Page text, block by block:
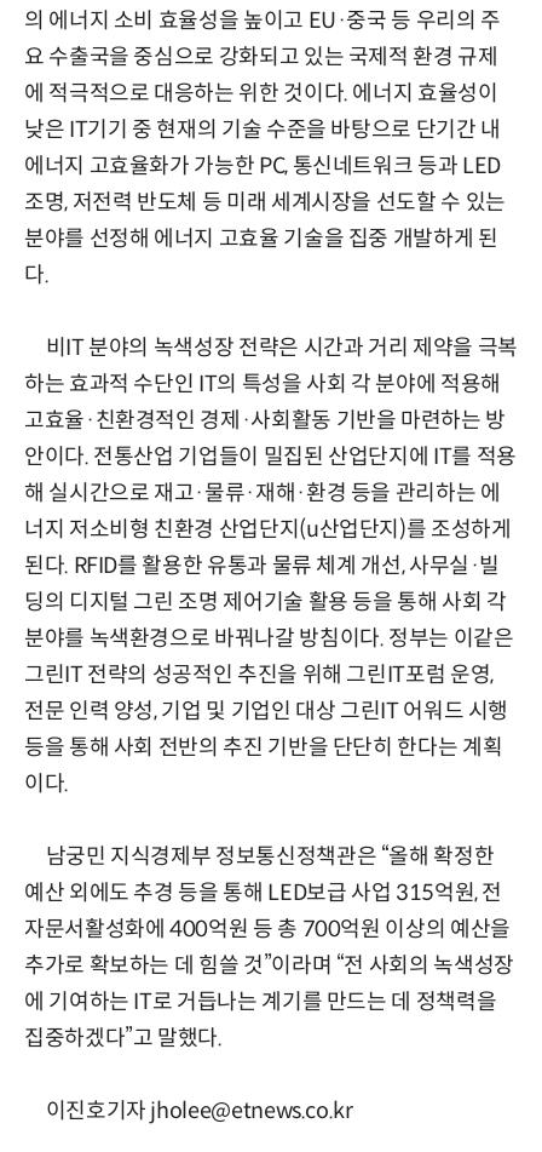
의 에너지 소비 효율성을 높이고 EU·중국 등 우리의 주
요 수출국을 중심으로 강화되고 있는 국제적 환경 규제
에 적극적으로 대응하는 위한 것이다. 에너지 효율성이
낮은 IT기기 중 현재의 기술 수준을 바탕으로 단기간 내
에너지 고효율화가 가능한 PC, 통신네트워크 등과 LED
조명, 저전력 반도체 등 미래 세계시장을 선도할 수 있는
분야를 선정해 에너지 고효율 기술을 집중 개발하게 된
다.
비IT 분야의 녹색성장 전략은 시간과 거리 제약을 극복
하는 효과적 수단인 IT의 특성을 사회 각 분야에 적용해
고효율·친환경적인 경제·사회활동 기반을 마련하는 방
안이다. 전통산업 기업들이 밀집된 산업단지에 IT를 적용
해 실시간으로 재고·물류·재해·환경 등을 관리하는 에
너지 저소비형 친환경 산업단지(u산업단지)를 조성하게
된다. RFID를 활용한 유통과 물류 체계 개선, 사무실·빌
딩의 디지털 그린 조명 제어기술 활용 등을 통해 사회 각
분야를 녹색환경으로 바꿔나갈 방침이다. 정부는 이같은
그린IT 전략의 성공적인 추진을 위해 그린IT포럼 운영,
전문 인력 양성, 기업 및 기업인 대상 그린IT 어워드 시행
등을 통해 사회 전반의 추진 기반을 단단히 한다는 계획
이다.
남궁민 지식경제부 정보통신정책관은 “올해 확정한
예산 외에도 추경 등을 통해 LED보급 사업 315억원, 전
자문서활성화에 400억원 등 총 700억원 이상의 예산을
추가로 확보하는 데 힘쓸 것”이라며 “전 사회의 녹색성장
에 기여하는 IT로 거듭나는 계기를 만드는 데 정책력을
집중하겠다”고 말했다.
이진호기자 jholee@etnews.co.kr